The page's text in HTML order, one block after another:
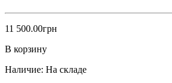
11 500.00грн
В корзину
Наличие: На складе